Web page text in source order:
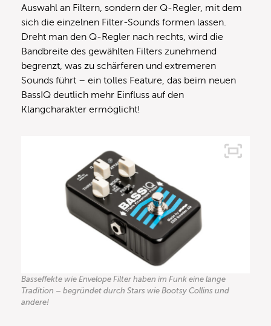
Auswahl an Filtern, sondern der Q-Regler, mit dem
sich die einzelnen Filter-Sounds formen lassen.
Dreht man den Q-Regler nach rechts, wird die
Bandbreite des gewählten Filters zunehmend
begrenzt, was zu schärferen und extremeren
Sounds führt – ein tolles Feature, das beim neuen
BassIQ deutlich mehr Einfluss auf den
Klangcharakter ermöglicht!
Basseffekte wie Envelope Filter haben im Funk eine lange
Tradition – begründet durch Stars wie Bootsy Collins und
andere!